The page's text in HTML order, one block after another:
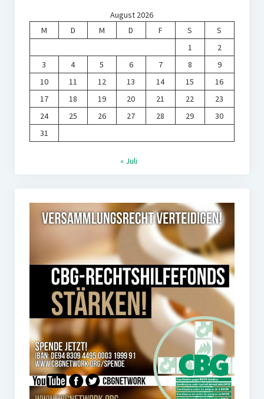
August 2026
M
D M D F S
S
1
2
3
4 5 6 7 8
9
10
11 12 13 14 15
16
17
18 19 20 21 22
23
24
25 26 27 28 29
30
31
« Juli